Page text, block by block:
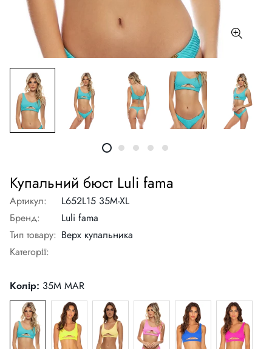
Купальний бюст Luli fama
Артикул:
L652L15 35M-XL
Бренд:
Luli fama
Тип товару: Верх купальника
Категорії:
Колір: 35M MAR